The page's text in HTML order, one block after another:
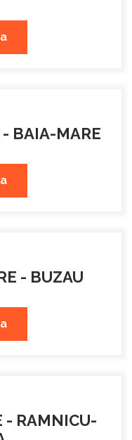
BAIA-MARE
- BUZAU
- RAMNICU-